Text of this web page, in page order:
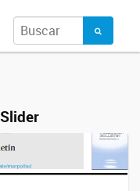
Slider